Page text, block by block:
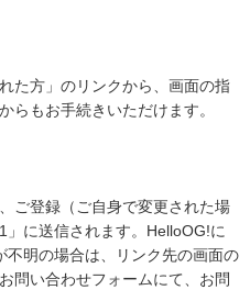
た方」のリンクから、画面の指
らもお手続きいただけます。
ご登録（ご自身で変更された場
に送信されます。HelloOG!に
明の場合は、リンク先の画面の
問い合わせフォームにて、お問